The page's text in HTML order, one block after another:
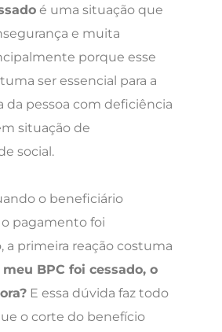
é uma situação que
e muita
porque esse
ser essencial para a
da pessoa com deficiência
situação de
social.
o beneficiário
pagamento foi
a primeira reação costuma
meu BPC foi cessado, o
E essa dúvida faz todo
o corte do benefício